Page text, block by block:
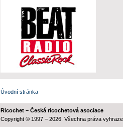
Úvodní stránka
Ricochet – Česká ricochetová asociace
Copyright © 1997 – 2026. Všechna práva